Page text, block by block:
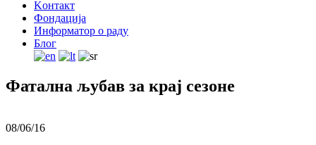
Kонтакт
Фондација
Информатор о раду
Блог
Фатална љубав за крај сезоне
08/06/16